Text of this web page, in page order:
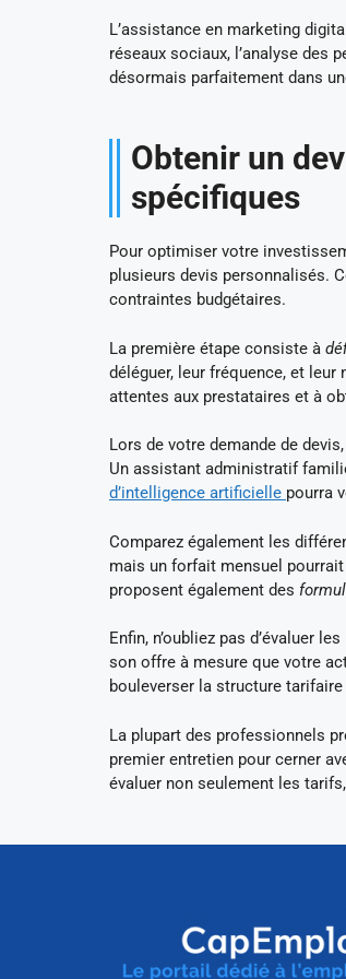
L’assistance en marketing
réseaux sociaux, l’analyse des
désormais parfaitement dans
Obtenir un
spécifiques
Pour optimiser votre
plusieurs devis personnalisés.
contraintes budgétaires.
La première étape consiste à
déléguer, leur fréquence, et
attentes aux prestataires et à
Lors de votre demande de
Un assistant administratif
d’intelligence artificielle pourra
Comparez également les
mais un forfait mensuel
proposent également des
Enfin, n’oubliez pas d’évaluer
son offre à mesure que votre
bouleverser la structure
La plupart des professionnels
premier entretien pour cerner
évaluer non seulement les